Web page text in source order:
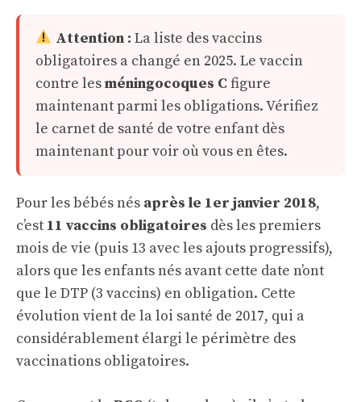
Attention : La liste des vaccins
obligatoires a changé en 2025. Le vaccin
contre lesméningocoques C figure
maintenant parmi les obligations. Vérifiez
le carnet de santé de votre enfant dès
maintenant pour voir où vous en êtes.
Pour les bébés nés après le 1er janvier 2018,
c’est 11 vaccins obligatoires dès les premiers
mois de vie (puis 13 avec les ajouts progressifs),
alors que les enfants nés avant cette date n’ont
que le DTP (3 vaccins) en obligation. Cette
évolution vient de la loi santé de 2017, qui a
considérablement élargi le périmètre des
vaccinations obligatoires.